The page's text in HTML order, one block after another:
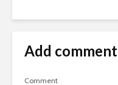
Add comment
Comment